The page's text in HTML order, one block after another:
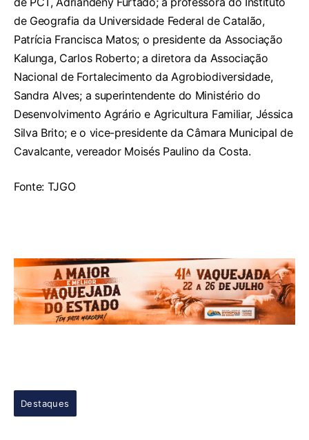
de Geografia da Universidade Federal de Catalão,
Patrícia Francisca Matos; o presidente da Associação
Kalunga, Carlos Roberto; a diretora da Associação
Nacional de Fortalecimento da Agrobiodiversidade,
Sandra Alves; a superintendente do Ministério do
Desenvolvimento Agrário e Agricultura Familiar, Jéssica
Silva Brito; e o vice-presidente da Câmara Municipal de
Cavalcante, vereador Moisés Paulino da Costa.
Fonte: TJGO
Destaques